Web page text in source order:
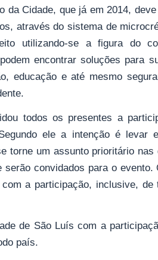
da Cidade, que já em 2014,
através do sistema de
utilizando-se a figura do
encontrar soluções para
educação e até mesmo
todos os presentes a
ele a intenção é levar
torne um assunto prioritário
convidados para o evento.
a participação, inclusive, de
de São Luís com a
país.